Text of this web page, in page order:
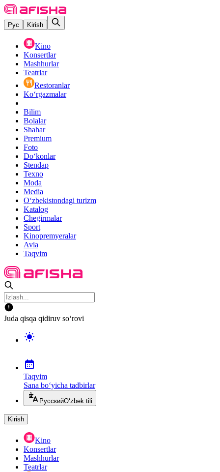
Рус Kirish
Kino
Konsertlar
Mashhurlar
Teatrlar
Restoranlar
Ko‘rgazmalar
Bilim
Bolalar
Shahar
Premium
Foto
Do‘konlar
Stendap
Texno
Moda
Media
O‘zbekistondagi turizm
Katalog
Chegirmalar
Sport
Kinopremyeralar
Avia
Taqvim
Juda qisqa qidiruv so‘rovi
Taqvim
Sana bo‘yicha tadbirlar
РусскийO‘zbek tili
Kirish
Kino
Konsertlar
Mashhurlar
Teatrlar